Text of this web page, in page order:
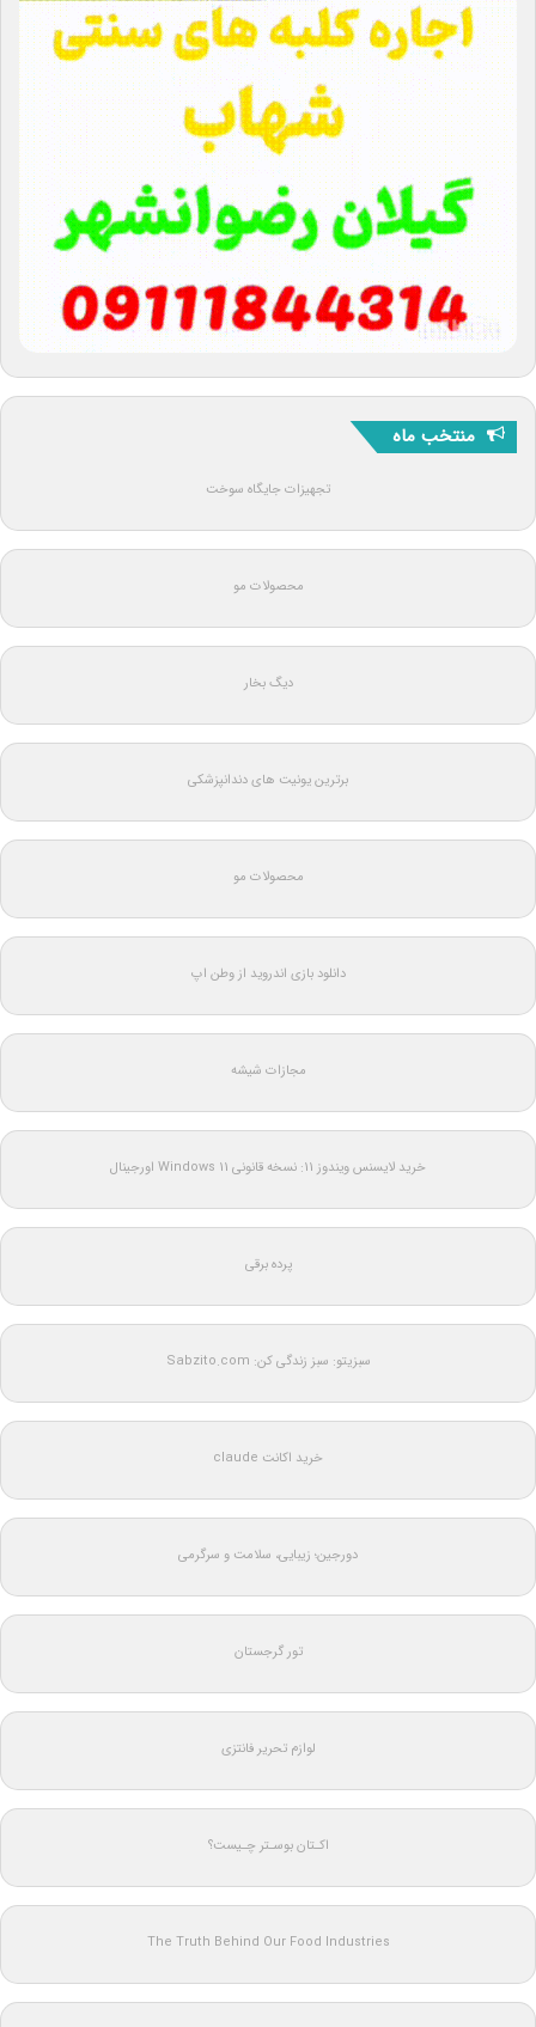
منتخب ماه
تجهیزات جایگاه سوخت
محصولات مو
دیگ بخار
برترین یونیت های دندانپزشکی
محصولات مو
دانلود بازی اندروید از وطن اپ
مجازات شیشه
خرید لایسنس ویندوز 11: نسخه قانونی Windows 11 اورجینال
پرده برقی
سبزیتو: سبز زندگی کن: Sabzito.com
خرید اکانت claude
دورجین؛ زیبایی، سلامت و سرگرمی
تور گرجستان
لوازم تحریر فانتزی
اکـتان بوسـتر چـیست؟
The Truth Behind Our Food Industries